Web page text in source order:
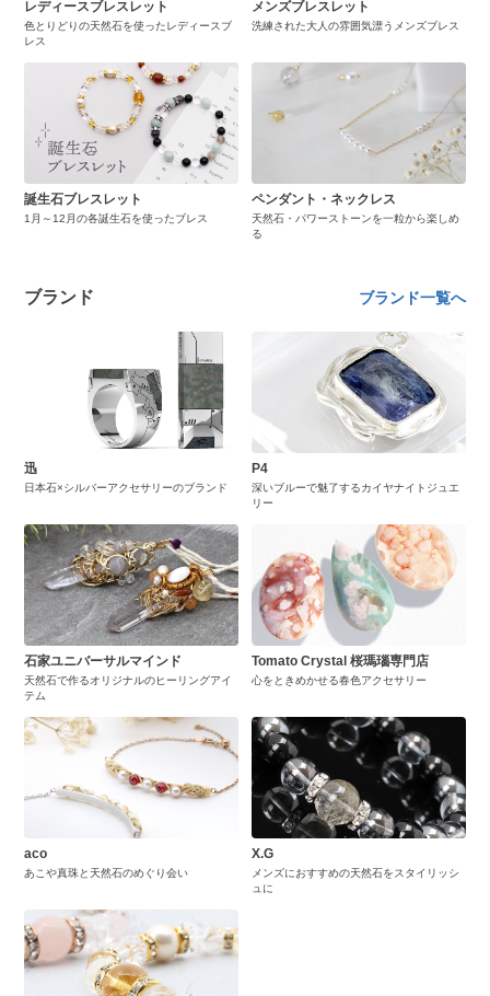
レディースブレスレット
色とりどりの天然石を使ったレディースブ
レス
メンズブレスレット
洗練された大人の雰囲気漂うメンズブレス
誕生石ブレスレット
1月～12月の各誕生石を使ったブレス
ペンダント・ネックレス
天然石・パワーストーンを一粒から楽しめ
る
ブランド ブランド一覧へ
迅
日本石×シルバーアクセサリーのブランド
P4
深いブルーで魅了するカイヤナイトジュエ
リー
石家ユニバーサルマインド
天然石で作るオリジナルのヒーリングアイ
テム
Tomato Crystal 桜瑪瑙専門店
心をときめかせる春色アクセサリー
aco
あこや真珠と天然石のめぐり会い
X.G
メンズにおすすめの天然石をスタイリッシ
ュに